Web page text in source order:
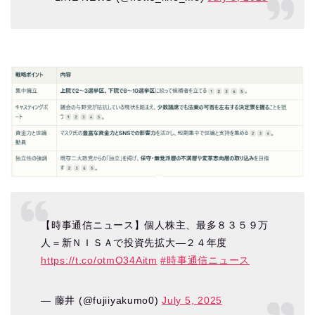
【時事通信ニュース】個人株主、最多８３５９万
人＝新ＮＩＳＡで投資先拡大―２４年度
https://t.co/otmO34Aitm #時事通信ニュース
— 藤井 (@fujiiyakumo0)July 5, 2025